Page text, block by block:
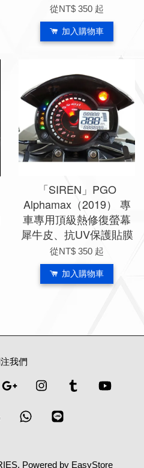
從NT$ 350 起
加入購物車
「SIREN」PGO
Alphamax（2019） 專
車專用頂級熱修復螢幕
犀牛皮、抗UV保護貼膜
從NT$ 350 起
加入購物車
我們
Google Instagram Tumblr
Wechat Whatsapp
Powered by EasyStore